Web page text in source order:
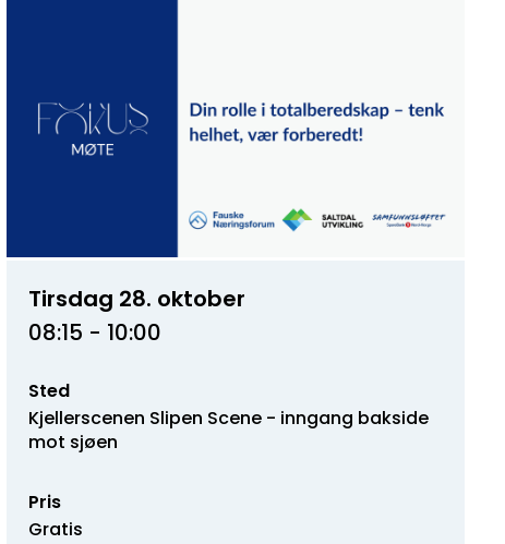
Tirsdag 28. oktober
08:15 - 10:00
Sted
Kjellerscenen Slipen Scene - inngang bakside
mot sjøen
Pris
Gratis